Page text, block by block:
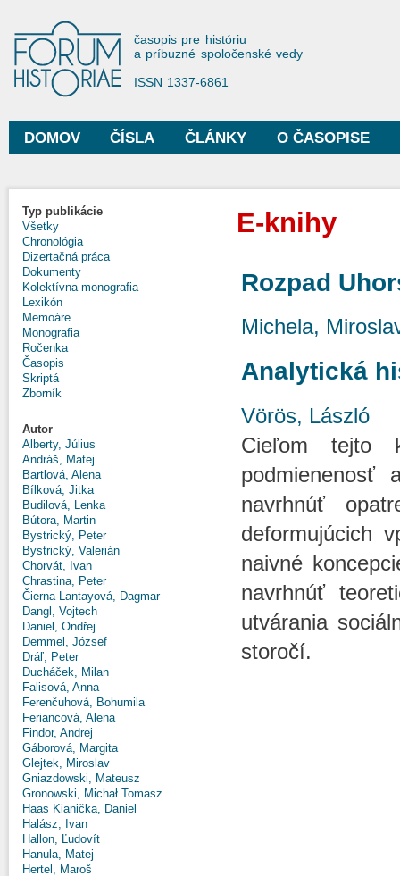
Forum Historiae
časopis pre históriu
a príbuzné spoločenské vedy
ISSN 1337-6861
Hlavné menu
DOMOV ČÍSLA ČLÁNKY O ČASOPISE
Typ publikácie
Všetky
Chronológia
Dizertačná práca
Dokumenty
Kolektívna monografia
Lexikón
Memoáre
Monografia
Ročenka
Časopis
Skriptá
Zborník
Autor
Alberty, Július
Andráš, Matej
Bartlová, Alena
Bílková, Jitka
Budilová, Lenka
Bútora, Martin
Bystrický, Peter
Bystrický, Valerián
Chorvát, Ivan
Chrastina, Peter
Čierna-Lantayová, Dagmar
Dangl, Vojtech
Daniel, Ondřej
Demmel, József
Dráľ, Peter
Ducháček, Milan
Falisová, Anna
Ferenčuhová, Bohumila
Feriancová, Alena
Findor, Andrej
Gáborová, Margita
Glejtek, Miroslav
Gniazdowski, Mateusz
Gronowski, Michał Tomasz
Haas Kianička, Daniel
Halász, Ivan
Hallon, Ľudovít
Hanula, Matej
Hertel, Maroš
E-knihy
Rozpad
Michela,
Analytická
Vörös, László
Cieľom tejto
podmienenosť
navrhnúť
deformujúcich
naivné
navrhnúť
utvárania
storočí.